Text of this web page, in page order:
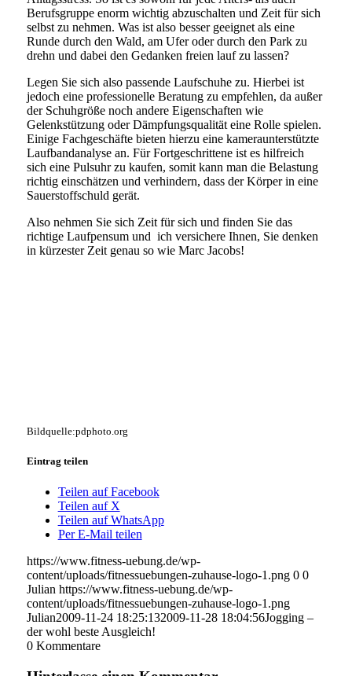
Berufsgruppe enorm wichtig abzuschalten und Zeit für sich
selbst zu nehmen. Was ist also besser geeignet als eine
Runde durch den Wald, am Ufer oder durch den Park zu
drehn und dabei den Gedanken freien lauf zu lassen?
Legen Sie sich also passende Laufschuhe zu. Hierbei ist
jedoch eine professionelle Beratung zu empfehlen, da außer
der Schuhgröße noch andere Eigenschaften wie
Gelenkstützung oder Dämpfungsqualität eine Rolle spielen.
Einige Fachgeschäfte bieten hierzu eine kameraunterstützte
Laufbandanalyse an. Für Fortgeschrittene ist es hilfreich
sich eine Pulsuhr zu kaufen, somit kann man die Belastung
richtig einschätzen und verhindern, dass der Körper in eine
Sauerstoffschuld gerät.
Also nehmen Sie sich Zeit für sich und finden Sie das
richtige Laufpensum und ich versichere Ihnen, Sie denken
in kürzester Zeit genau so wie Marc Jacobs!
Bildquelle:pdphoto.org
Eintrag teilen
Teilen auf Facebook
Teilen auf X
Teilen auf WhatsApp
Per E-Mail teilen
https://www.fitness-uebung.de/wp-
content/uploads/fitnessuebungen-zuhause-logo-1.png 0 0
Julian https://www.fitness-uebung.de/wp-
content/uploads/fitnessuebungen-zuhause-logo-1.png
Julian2009-11-24 18:25:132009-11-28 18:04:56Jogging –
der wohl beste Ausgleich!
0 Kommentare